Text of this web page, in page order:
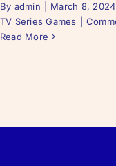
By admin March 8, 2024
TV Series Games
Read More